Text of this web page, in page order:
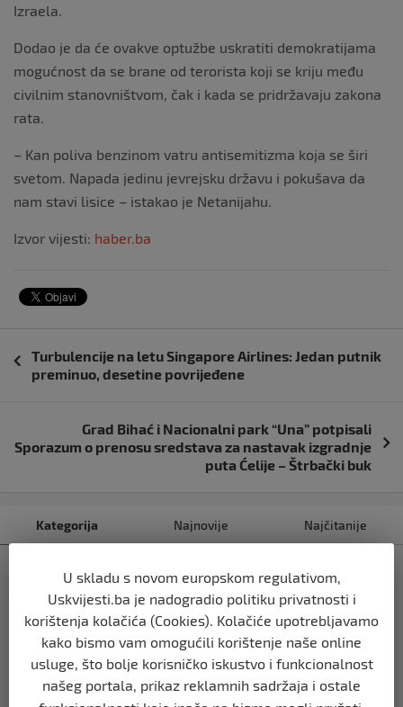
Izraela.
Dodao je da će ovakve optužbe uskratiti demokratijama
mogućnost da se brane od terorista koji se kriju među
civilnim stanovništvom, čak i kada se pridržavaju zakona
rata.
– Kan poliva benzinom vatru antisemitizma koja se širi
svetom. Napada jedinu jevrejsku državu i pokušava da
nam stavi lisice – istakao je Netanijahu.
Izvor vijesti: haber.ba
objava
Turbulencije na letu Singapore Airlines: Jedan putnik
preminuo, desetine povrijeđene
Grad Bihać i Nacionalni park “Una” potpisali
Sporazum o prenosu sredstava za nastavak izgradnje
puta Ćelije – Štrbački buk
Kategorija Najnovije Najčitanije
Italijanski kapetan iz flotile za Gazu
primio islam nakon što su izraelske
snage prekinule molitvu njegove
posade
prije 10 mjeseci
U skladu s novom europskom regulativom,
Uskvijesti.ba je nadogradio politiku privatnosti i
korištenja kolačića (Cookies). Kolačiće upotrebljavamo
kako bismo vam omogućili korištenje naše online
usluge, što bolje korisničko iskustvo i funkcionalnost
našeg portala, prikaz reklamnih sadržaja i ostale